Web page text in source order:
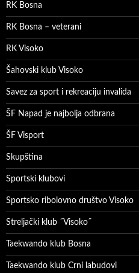
RK Bosna
RK Bosna – veterani
RK Visoko
Šahovski klub Visoko
Savez za sport i rekreaciju invalida
ŠF Napad je najbolja odbrana
ŠF Visport
Skupština
Sportski klubovi
Sportsko ribolovno društvo Visoko
Streljački klub ˝Visoko˝
Taekwando klub Bosna
Taekwando klub Crni labudovi